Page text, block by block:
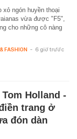
xỏ ngón huyền thoại
vừa được "F5",
cho những cô nàng
FASHION - 6 giờ trước
Holland -
trang ở
đón dàn